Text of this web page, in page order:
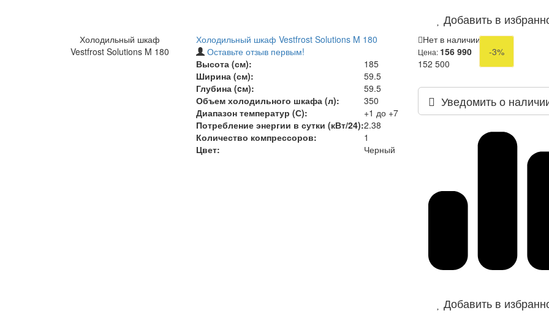
Добавить в
Холодильный шкаф
Vestfrost Solutions M 180
Холодильный шкаф Vestfrost Solutions M 180
Оставьте отзыв первым!
Высота (см):
185
Ширина (см):
59.5
Глубина (cм):
59.5
Объем холодильного шкафа (л):
350
Диапазон температур (С):
+1 до +7
Потребление энергии в сутки (кВт/24):2.38
Количество компрессоров:
1
Цвет:
Черный
Нет в наличии
Цена: 156 990
-3%
152 500
Уведомить о
Добавить в